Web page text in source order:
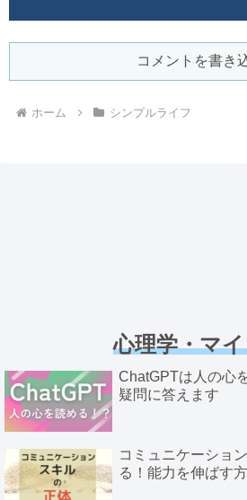
コメントを書き
ホーム シンプルライフ
心理学・マ
ChatGPTは人の心
疑問に答えます
コミュニケーショ
る！能力を伸ばす